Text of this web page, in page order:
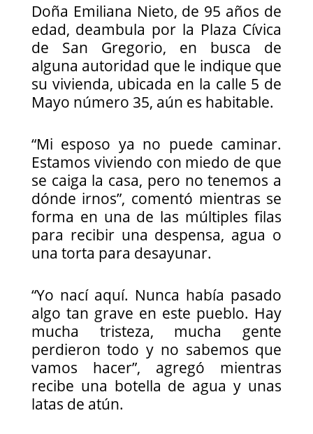
Doña Emiliana Nieto, de 95 años de
edad, deambula por la Plaza Cívica
de San Gregorio, en busca de
alguna autoridad que le indique que
su vivienda, ubicada en la calle 5 de
Mayo número 35, aún es habitable.
“Mi esposo ya no puede caminar.
Estamos viviendo con miedo de que
se caiga la casa, pero no tenemos a
dónde irnos”, comentó mientras se
forma en una de las múltiples filas
para recibir una despensa, agua o
una torta para desayunar.
“Yo nací aquí. Nunca había pasado
algo tan grave en este pueblo. Hay
mucha tristeza, mucha gente
perdieron todo y no sabemos que
vamos hacer”, agregó mientras
recibe una botella de agua y unas
latas de atún.